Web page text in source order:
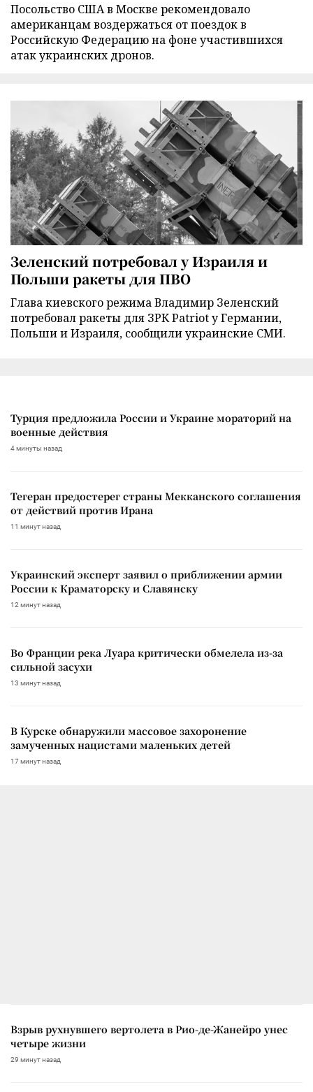
Посольство США в Москве рекомендовало
американцам воздержаться от поездок в
Российскую Федерацию на фоне участившихся
атак украинских дронов.
Зеленский потребовал у Израиля и
Польши ракеты для ПВО
Глава киевского режима Владимир Зеленский
потребовал ракеты для ЗРК Patriot у Германии,
Польши и Израиля, сообщили украинские СМИ.
Турция предложила России и Украине мораторий на
военные действия
4 минуты назад
Тегеран предостерег страны Мекканского соглашения
от действий против Ирана
11 минут назад
Украинский эксперт заявил о приближении армии
России к Краматорску и Славянску
12 минут назад
Во Франции река Луара критически обмелела из-за
сильной засухи
13 минут назад
В Курске обнаружили массовое захоронение
замученных нацистами маленьких детей
17 минут назад
Взрыв рухнувшего вертолета в Рио-де-Жанейро унес
четыре жизни
29 минут назад